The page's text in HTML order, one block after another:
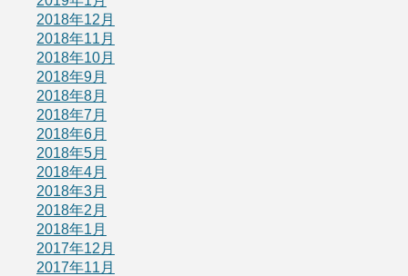
2018年12月
2018年11月
2018年10月
2018年9月
2018年8月
2018年7月
2018年6月
2018年5月
2018年4月
2018年3月
2018年2月
2018年1月
2017年12月
2017年11月